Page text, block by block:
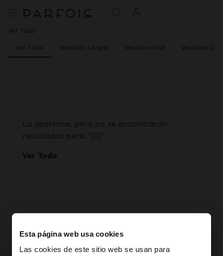
Esta página web usa cookies
Las cookies de este sitio web se usan para
Ver Todo
Ver Todo Vestidos Largos Vestidos Midi Vestidos
Lo sentimos, pero no se encontraron
resultados para: ‘{0}’
Ver Todo
Parfois Ropa Vestidos